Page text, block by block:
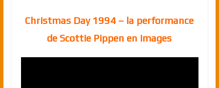
Christmas Day 1994 – la performance
de Scottie Pippen en images